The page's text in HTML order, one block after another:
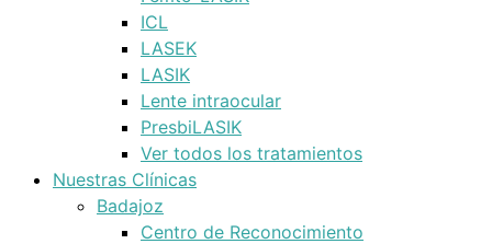
ICL
LASEK
LASIK
Lente intraocular
PresbiLASIK
Ver todos los tratamientos
Nuestras Clínicas
Badajoz
Centro de Reconocimiento